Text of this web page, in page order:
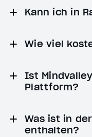
Kann ich in
Wie viel
Ist
Plattform?
Was ist in
enthalten?